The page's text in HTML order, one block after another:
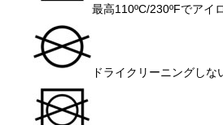
最高110ºC/230ºFでアイ
ドライクリーニングしな